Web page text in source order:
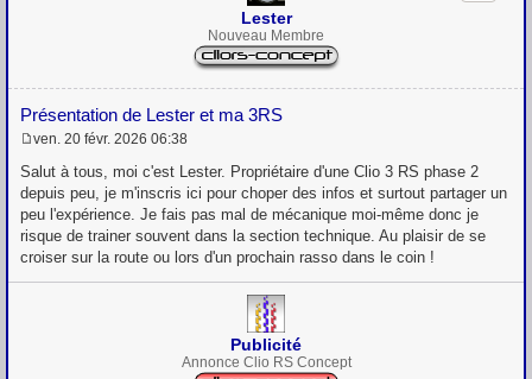
Lester
Nouveau Membre
Présentation de Lester et ma 3RS
e
s
a
g
e
ven. 20 févr. 2026 06:38
Salut à tous, moi c'est Lester. Propriétaire d'une Clio 3 RS phase 2
depuis peu, je m'inscris ici pour choper des infos et surtout partager un
peu l'expérience. Je fais pas mal de mécanique moi-même donc je
risque de trainer souvent dans la section technique. Au plaisir de se
croiser sur la route ou lors d'un prochain rasso dans le coin !
Publicité
Annonce Clio RS Concept